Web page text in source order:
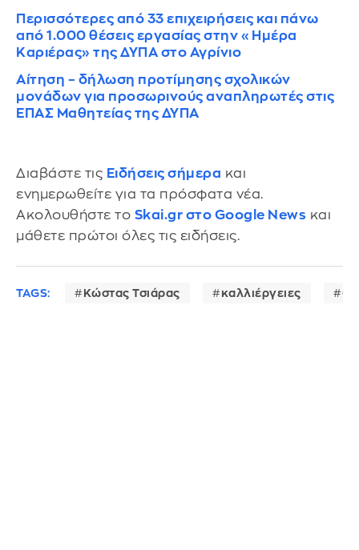
Περισσότερες από 33 επιχειρήσεις και πάνω
από 1.000 θέσεις εργασίας στην «Ημέρα
Καριέρας» της ΔΥΠΑ στο Αγρίνιο
Αίτηση – δήλωση προτίμησης σχολικών
μονάδων για προσωρινούς αναπληρωτές στις
ΕΠΑΣ Μαθητείας της ΔΥΠΑ
Διαβάστε τις Ειδήσεις σήμερα και
ενημερωθείτε για τα πρόσφατα νέα.
Ακολουθήστε το Skai.gr στο Google News και
μάθετε πρώτοι όλες τις ειδήσεις.
TAGS: Κώστας Τσιάρας καλλιέργειες